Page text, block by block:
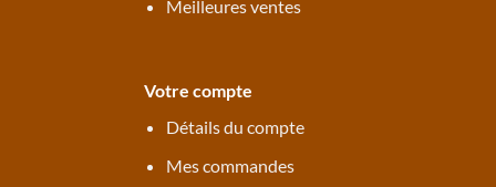
Meilleures ventes
Votre compte
Détails du compte
Mes commandes